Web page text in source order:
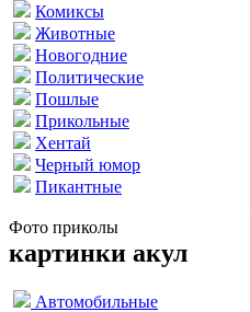
Комиксы
Животные
Новогодние
Политические
Пошлые
Прикольные
Хентай
Черный юмор
Пикантные
Фото приколы
картинки акул
Автомобильные